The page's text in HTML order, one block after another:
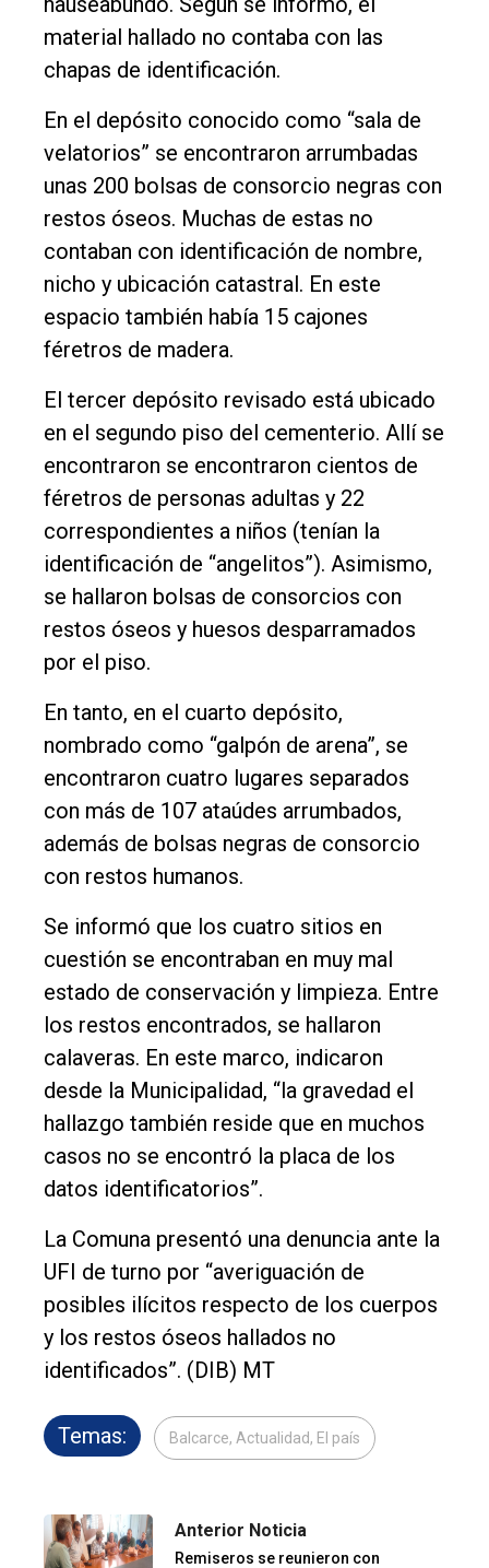
material hallado no contaba con las
chapas de identificación.
En el depósito conocido como “sala de
velatorios” se encontraron arrumbadas
unas 200 bolsas de consorcio negras con
restos óseos. Muchas de estas no
contaban con identificación de nombre,
nicho y ubicación catastral. En este
espacio también había 15 cajones
féretros de madera.
El tercer depósito revisado está ubicado
en el segundo piso del cementerio. Allí se
encontraron se encontraron cientos de
féretros de personas adultas y 22
correspondientes a niños (tenían la
identificación de “angelitos”). Asimismo,
se hallaron bolsas de consorcios con
restos óseos y huesos desparramados
por el piso.
En tanto, en el cuarto depósito,
nombrado como “galpón de arena”, se
encontraron cuatro lugares separados
con más de 107 ataúdes arrumbados,
además de bolsas negras de consorcio
con restos humanos.
Se informó que los cuatro sitios en
cuestión se encontraban en muy mal
estado de conservación y limpieza. Entre
los restos encontrados, se hallaron
calaveras. En este marco, indicaron
desde la Municipalidad, “la gravedad el
hallazgo también reside que en muchos
casos no se encontró la placa de los
datos identificatorios”.
La Comuna presentó una denuncia ante la
UFI de turno por “averiguación de
posibles ilícitos respecto de los cuerpos
y los restos óseos hallados no
identificados”. (DIB) MT
Temas: Balcarce, Actualidad, El país
Anterior Noticia
Remiseros se reunieron con